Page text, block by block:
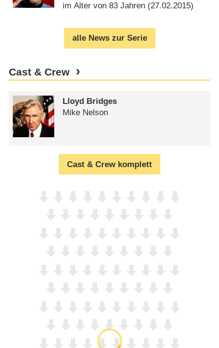
im Alter von 83 Jahren (27.02.2015)
alle News zur Serie
Cast & Crew
Lloyd Bridges
Mike Nelson
Cast & Crew komplett